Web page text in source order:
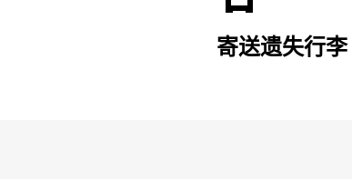
寄送遗失行李